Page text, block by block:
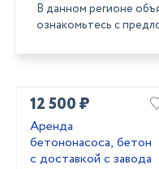
В данном регионе
ознакомьтесь с
12 500 ₽
Аренда
бетононасоса, бетон
с доставкой с завода